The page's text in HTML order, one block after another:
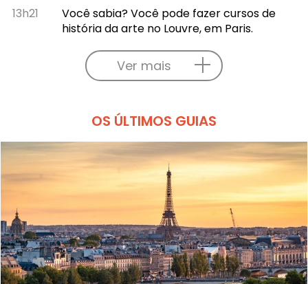
13h21
Você sabia? Você pode fazer cursos de
história da arte no Louvre, em Paris.
Ver mais
OS ÚLTIMOS GUIAS